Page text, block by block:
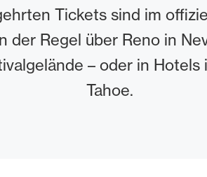
Tickets sind im
der Regel über Reno in
– oder in Hotels
Tahoe.